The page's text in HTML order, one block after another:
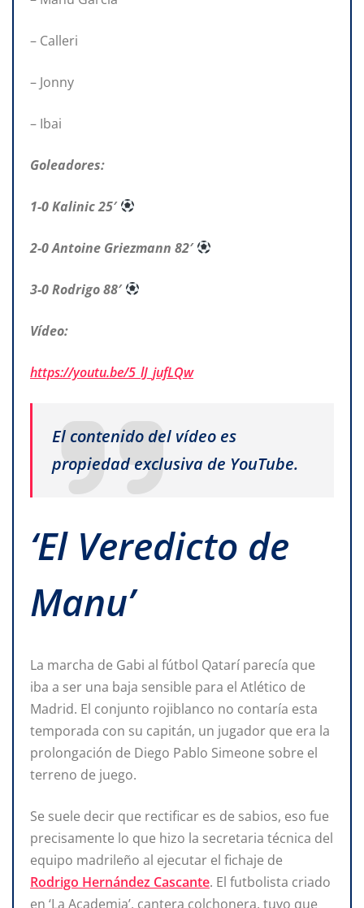
– Calleri
– Jonny
– Ibai
Goleadores:
1-0 Kalinic 25′
2-0 Antoine Griezmann 82′
3-0 Rodrigo 88′
Vídeo:
https://youtu.be/5_lJ_jufLQw
El contenido del vídeo es
propiedad exclusiva de YouTube.
‘El Veredicto de
Manu’
La marcha de Gabi al fútbol Qatarí parecía que
iba a ser una baja sensible para el Atlético de
Madrid. El conjunto rojiblanco no contaría esta
temporada con su capitán, un jugador que era la
prolongación de Diego Pablo Simeone sobre el
terreno de juego.
Se suele decir que rectificar es de sabios, eso fue
precisamente lo que hizo la secretaria técnica del
equipo madrileño al ejecutar el fichaje de
Rodrigo Hernández Cascante. El futbolista criado
en ‘La Academia’, cantera colchonera, tuvo que